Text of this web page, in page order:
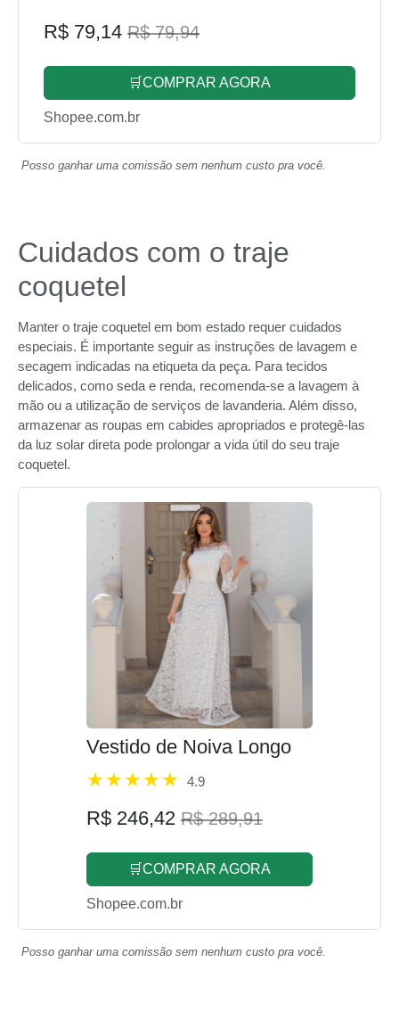
R$ 79,14 R$ 79,94
🛒COMPRAR AGORA
Shopee.com.br
Posso ganhar uma comissão sem nenhum custo pra você.
Cuidados com o traje
coquetel
Manter o traje coquetel em bom estado requer cuidados
especiais. É importante seguir as instruções de lavagem e
secagem indicadas na etiqueta da peça. Para tecidos
delicados, como seda e renda, recomenda-se a lavagem à
mão ou a utilização de serviços de lavanderia. Além disso,
armazenar as roupas em cabides apropriados e protegê-las
da luz solar direta pode prolongar a vida útil do seu traje
coquetel.
Vestido de Noiva Longo
4.9
R$ 246,42 R$ 289,91
🛒COMPRAR AGORA
Shopee.com.br
Posso ganhar uma comissão sem nenhum custo pra você.